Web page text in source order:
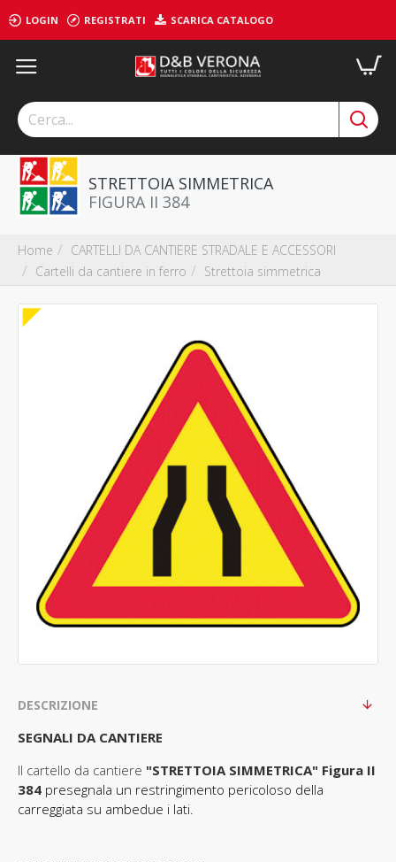
LOGIN REGISTRATI SCARICA CATALOGO
Home
CARTELLI DA CANTIERE STRADALE E ACCESSORI
Cartelli da cantiere in ferro
Strettoia simmetrica
STRETTOIA SIMMETRICA
FIGURA II 384
DESCRIZIONE
SEGNALI DA CANTIERE
Il cartello da cantiere "STRETTOIA SIMMETRICA" Figura II
384 presegnala un restringimento pericoloso della
carreggiata su ambedue i lati.